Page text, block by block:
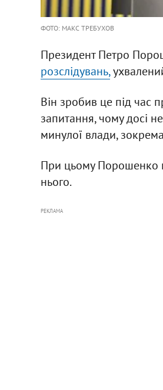
ФОТО: МАКС ТРЕБУХОВ
Президент Петро
розслідувань,
Він зробив це під час
запитання, чому досі
минулої влади, зокрема
При цьому Порошенко
нього.
РЕКЛАМА